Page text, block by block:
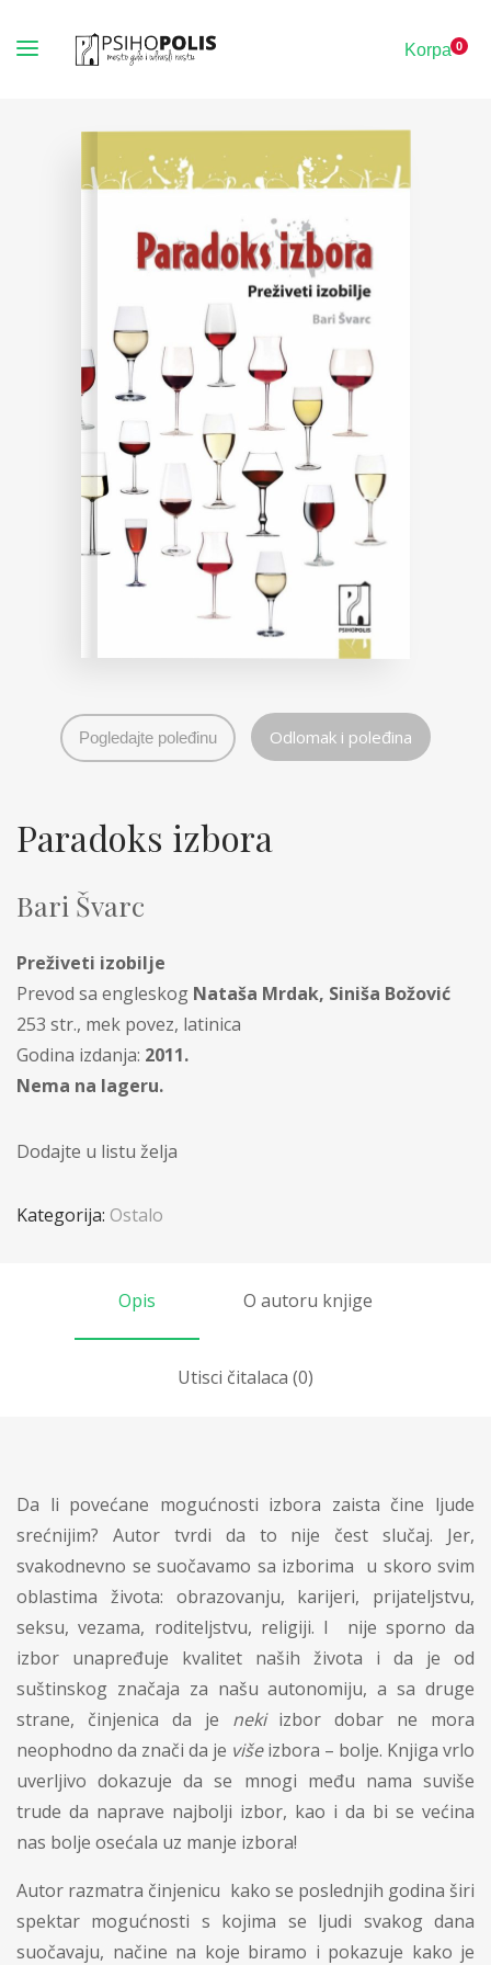
Korpa0
Pogledajte poleđinu Odlomak i poleđina
Paradoks izbora
Bari Švarc
Preživeti izobilje
Prevod sa engleskog Nataša Mrdak, Siniša Božović
253 str., mek povez, latinica
Godina izdanja: 2011.
Nema na lageru.
Dodajte u listu želja
Kategorija: Ostalo
Opis O autoru knjige
Utisci čitalaca (0)
Da li povećane mogućnosti izbora zaista čine ljude
srećnijim? Autor tvrdi da to nije čest slučaj. Jer,
svakodnevno se suočavamo sa izborima u skoro svim
oblastima života: obrazovanju, karije­ri, prijatelj­­stvu,
seksu, vezama, roditeljstvu, religiji. I nije sporno da
izbor unapređuje kvalitet naših života i da je od
suštinskog značaja za našu autonomiju, a sa druge
strane, činjenica da je nekiizbor dobar ne mora
neophodno da znači da je višeizbora – bolje. Knjiga vrlo
uverljivo dokazuje da se mnogi među nama suviše
trude da naprave najbolji izbor, kao i da bi se većina
nas bolje osećala uz manje izbora!
Autor razmatra činjenicu kako se poslednjih godina širi
spektar mogućnosti s kojima se ljudi svakog dana
suočavaju, načine na koje biramo i pokazuje kako je